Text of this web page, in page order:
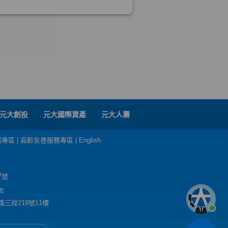
元大創投 元大國際資產 元大人壽
區 高齡友善服務專區 English
號
三段219號11樓